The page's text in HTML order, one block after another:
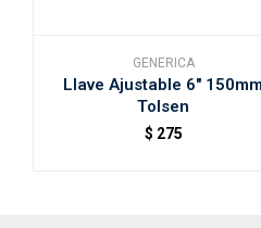
GENERICA
Llave Ajustable 6" 150mm
Tolsen
$ 275